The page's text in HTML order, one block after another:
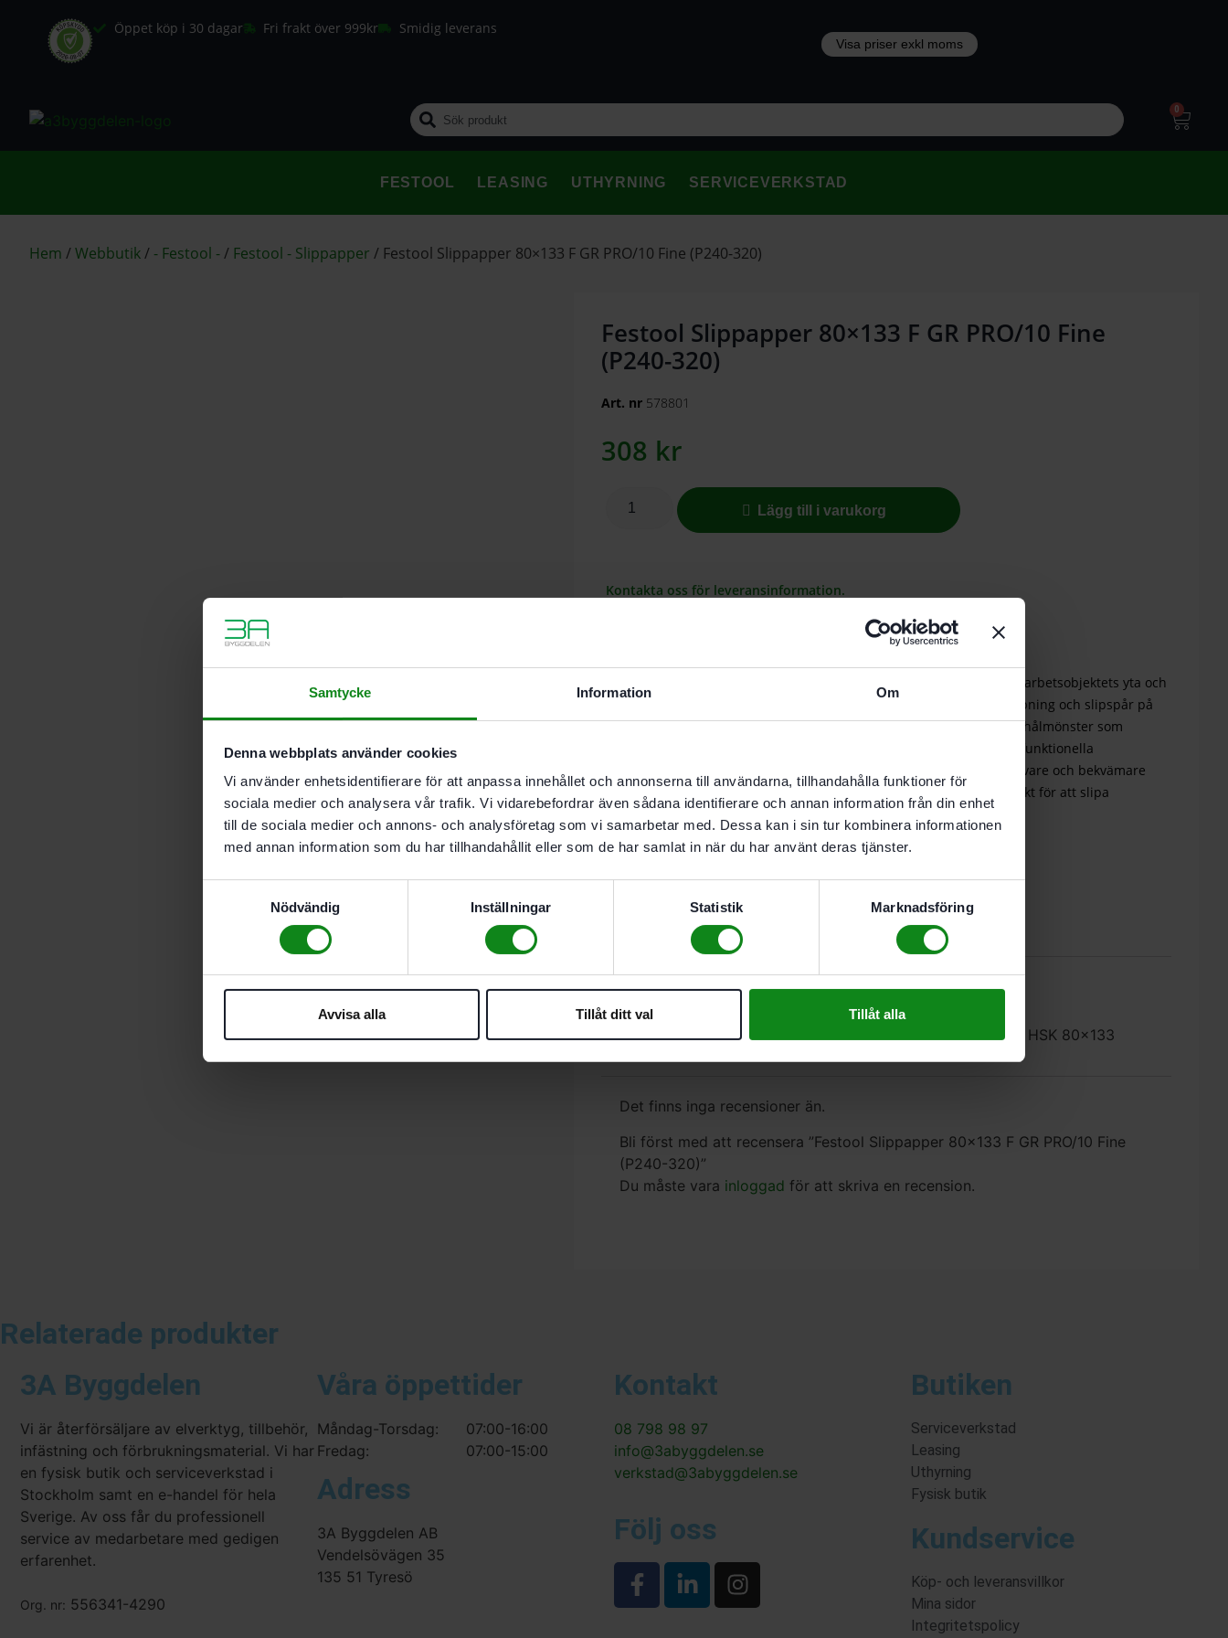
Samtycke Information Om
Denna webbplats använder cookies
Vi använder enhetsidentifierare för att anpassa innehållet och annonserna till användarna, tillhandahålla funktioner för
sociala medier och analysera vår trafik. Vi vidarebefordrar även sådana identifierare och annan information från din enhet
till de sociala medier och annons- och analysföretag som vi samarbetar med. Dessa kan i sin tur kombinera informationen
med annan information som du har tillhandahållit eller som de har samlat in när du har använt deras tjänster.
Nödvändig
Inställningar Statistik Marknadsföring
Avvisa alla Tillåt ditt val Tillåt alla
Öppet köp i 30 dagar Fri frakt över 999kr Smidig leverans
0
FESTOOL LEASING UTHYRNING SERVICEVERKSTAD
Hem /Webbutik/ - Festool -/ Festool - Slippapper / Festool Slippapper 80×133 F GR PRO/10 Fine (P240-320)
Festool Slippapper 80×133 F GR PRO/10 Fine
(P240-320)
Art. nr 578801
308 kr
Lägg till i varukorg
Kontakta oss för leveransinformation.
Slippapper 80×133 M GR PRO/10 Fine (P240-320)
Tack vare sin mjuka struktur anpassar sig Granat PROfile perfekt till arbetsobjektets yta och
fördelar trycket optimalt under slipningen. Det förhindrar genomslipning och slipspår på
trä, plast, VOC-lack och akryl. Passar perfekt till din slipmaskin, med hålmönster som
matchar dammutsuget för ren slipning i Festool-systemet. Med det funktionella
dammutsuget och den långa livslängden blir dina slipprojekt effektivare och bekvämare
med Granat-papper. Det mjuka och flexibla Granat PROfile är idealiskt för att slipa
rundningar och formade ytor.
lev.omfattning:
Beskrivning Recensioner (0)
RTS 400, RTSC 400, RS 400, RS 4, LS 130, HSK-A 80×130, HSK 80×133
Det finns inga recensioner än.
Bli först med att recensera ”Festool Slippapper 80×133 F GR PRO/10 Fine
(P240-320)”
Du måste vara inloggad för att skriva en recension.
Relaterade produkter
3A Byggdelen
Vi är återförsäljare av elverktyg, tillbehör,
infästning och förbrukningsmaterial. Vi har
en fysisk butik och serviceverkstad i
Stockholm samt en e-handel för hela
Sverige. Av oss får du professionell
service av medarbetare med gedigen
erfarenhet.
Org. nr: 556341-4290
Våra öppettider
Måndag-Torsdag:
Fredag:
07:00-16:00
07:00-15:00
Adress
3A Byggdelen AB
Vendelsövägen 35
135 51 Tyresö
Kontakt
08 798 98 97
info@3abyggdelen.se
verkstad@3abyggdelen.se
Följ oss
Butiken
Serviceverkstad
Leasing
Uthyrning
Fysisk butik
Kundservice
Köp- och leveransvillkor
Mina sidor
Integritetspolicy